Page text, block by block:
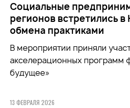
Социальные
регионов встретились
обмена практиками
В мероприятии приняли
акселерационных программ
будущее»
13 ФЕВРАЛЯ 2026